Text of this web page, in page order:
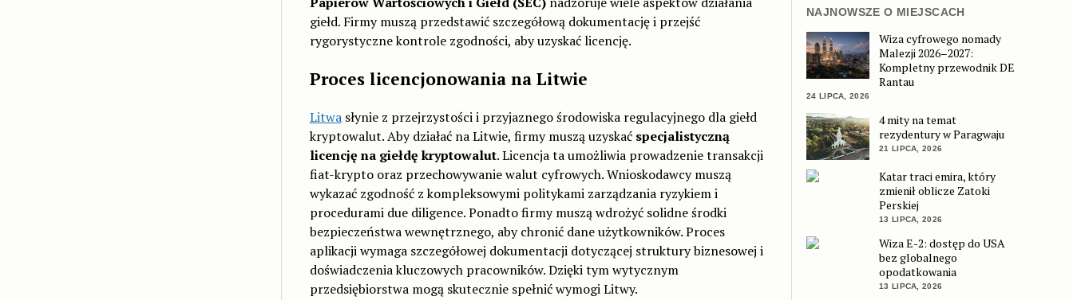
giełd. Firmy muszą przedstawić szczegółową dokumentację i przejść
rygorystyczne kontrole zgodności, aby uzyskać licencję.
Proces licencjonowania na Litwie
Litwasłynie z przejrzystości i przyjaznego środowiska regulacyjnego dla giełd
kryptowalut. Aby działać na Litwie, firmy muszą uzyskać specjalistyczną
licencję na giełdę kryptowalut. Licencja ta umożliwia prowadzenie transakcji
fiat-krypto oraz przechowywanie walut cyfrowych. Wnioskodawcy muszą
wykazać zgodność z kompleksowymi politykami zarządzania ryzykiem i
procedurami due diligence. Ponadto firmy muszą wdrożyć solidne środki
bezpieczeństwa wewnętrznego, aby chronić dane użytkowników. Proces
aplikacji wymaga szczegółowej dokumentacji dotyczącej struktury biznesowej i
doświadczenia kluczowych pracowników. Dzięki tym wytycznym
przedsiębiorstwa mogą skutecznie spełnić wymogi Litwy.
NAJNOWSZE O MIEJSCACH
Wiza cyfrowego nomady
Malezji 2026–2027:
Kompletny przewodnik DE
Rantau
24 LIPCA, 2026
4 mity na temat
rezydentury w Paragwaju
21 LIPCA, 2026
Katar traci emira, który
zmienił oblicze Zatoki
Perskiej
13 LIPCA, 2026
Wiza E-2: dostęp do USA
bez globalnego
opodatkowania
13 LIPCA, 2026